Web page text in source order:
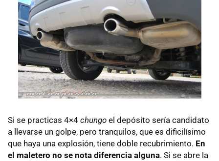
Si se practicas 4×4 chungo el depósito sería candidato
a llevarse un golpe, pero tranquilos, que es dificilísimo
que haya una explosión, tiene doble recubrimiento. En
el maletero no se nota diferencia alguna. Si se abre la